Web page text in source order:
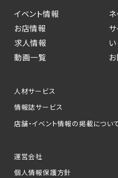
イベント情報
お店情報
求人情報
動画一覧
人材サービス
情報誌サービス
店舗・イベント情報の掲載につい
運営会社
個人情報保護方針